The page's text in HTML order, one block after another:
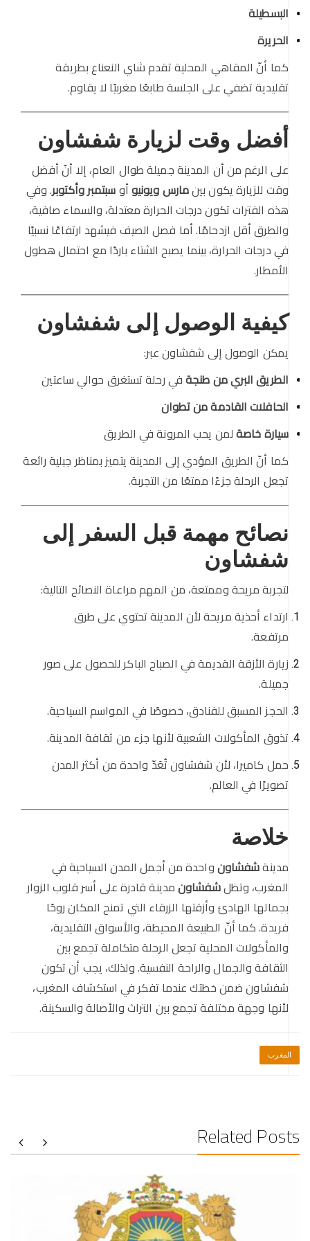
البسطيلة
الحريرة
كما أنّ المقاهي المحلية تقدم شاي النعناع بطريقة
تقليدية تضفي على الجلسة طابعًا مغربيًا لا يقاوم.
أفضل وقت لزيارة شفشاون
على الرغم من أن المدينة جميلة طوال العام، إلا أنّ أفضل
وقت للزيارة يكون بينمارس ويونيوأوسبتمبر وأكتوبر. وفي
هذه الفترات تكون درجات الحرارة معتدلة، والسماء صافية،
والطرق أقل ازدحامًا. أما فصل الصيف فيشهد ارتفاعًا نسبيًا
في درجات الحرارة، بينما يصبح الشتاء باردًا مع احتمال هطول
الأمطار.
كيفية الوصول إلى شفشاون
يمكن الوصول إلى شفشاون عبر:
الطريق البري من طنجةفي رحلة تستغرق حوالي ساعتين
الحافلات القادمة من تطوان
سيارة خاصةلمن يحب المرونة في الطريق
كما أنّ الطريق المؤدي إلى المدينة يتميز بمناظر جبلية رائعة
تجعل الرحلة جزءًا ممتعًا من التجربة.
نصائح مهمة قبل السفر إلى
شفشاون
لتجربة مريحة وممتعة، من المهم مراعاة النصائح التالية:
ارتداء أحذية مريحة لأن المدينة تحتوي على طرق
مرتفعة.
زيارة الأزقة القديمة في الصباح الباكر للحصول على صور
جميلة.
الحجز المسبق للفنادق، خصوصًا في المواسم السياحية.
تذوق المأكولات الشعبية لأنها جزء من ثقافة المدينة.
حمل كاميرا، لأن شفشاون تُعَدّ واحدة من أكثر المدن
تصويرًا في العالم.
خلاصة
مدينةشفشاونواحدة من أجمل المدن السياحية في
المغرب، وتظلشفشاونمدينة قادرة على أسر قلوب الزوار
بجمالها الهادئ وأزقتها الزرقاء التي تمنح المكان روحًا
فريدة. كما أنّ الطبيعة المحيطة، والأسواق التقليدية،
والمأكولات المحلية تجعل الرحلة متكاملة تجمع بين
الثقافة والجمال والراحة النفسية. ولذلك، يجب أن تكون
شفشاون ضمن خطتك عندما تفكر في استكشاف المغرب،
لأنها وجهة مختلفة تجمع بين التراث والأصالة والسكينة.
المغرب
Related Posts